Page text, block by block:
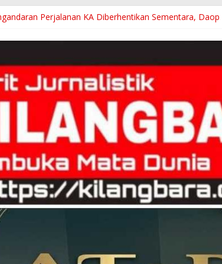
Perjalanan KA Diberhentikan Sementara,
Kecamatan Kasokandel Majalengka Mengucapkan
Staf RSUD dr Soekardjo Terancam Sanksi, Diky